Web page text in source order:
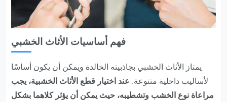
فهم أساسيات الأثاث الخشبي
يمتاز الأثاث الخشبي بجاذبيته الخالدة ويمكن أن يكون أساسًا
لأساليب داخلية متنوعة. عند اختيار قطع الأثاث الخشبية، يجب
مراعاة نوع الخشب وتشطيبه، حيث يمكن أن يؤثر كلاهما بشكل